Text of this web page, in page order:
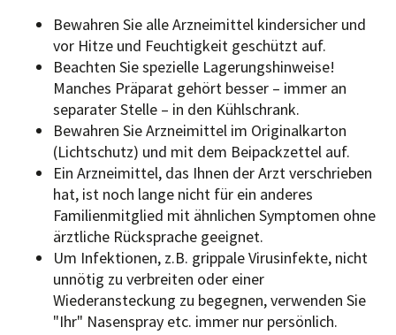
Bewahren Sie alle Arzneimittel kindersicher und
vor Hitze und Feuchtigkeit geschützt auf.
Beachten Sie spezielle Lagerungshinweise!
Manches Präparat gehört besser – immer an
separater Stelle – in den Kühlschrank.
Bewahren Sie Arzneimittel im Originalkarton
(Lichtschutz) und mit dem Beipackzettel auf.
Ein Arzneimittel, das Ihnen der Arzt verschrieben
hat, ist noch lange nicht für ein anderes
Familienmitglied mit ähnlichen Symptomen ohne
ärztliche Rücksprache geeignet.
Um Infektionen, z.B. grippale Virusinfekte, nicht
unnötig zu verbreiten oder einer
Wiederansteckung zu begegnen, verwenden Sie
"Ihr" Nasenspray etc. immer nur persönlich.